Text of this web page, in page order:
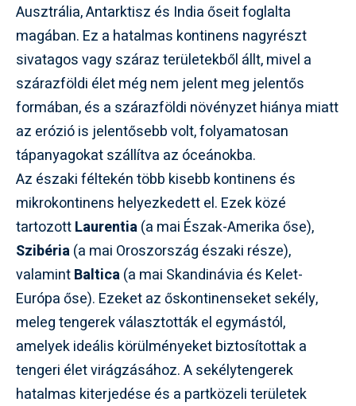
Ausztrália, Antarktisz és India őseit foglalta
magában. Ez a hatalmas kontinens nagyrészt
sivatagos vagy száraz területekből állt, mivel a
szárazföldi élet még nem jelent meg jelentős
formában, és a szárazföldi növényzet hiánya miatt
az erózió is jelentősebb volt, folyamatosan
tápanyagokat szállítva az óceánokba.
Az északi féltekén több kisebb kontinens és
mikrokontinens helyezkedett el. Ezek közé
tartozottLaurentia(a mai Észak-Amerika őse),
Szibéria(a mai Oroszország északi része),
valamintBaltica(a mai Skandinávia és Kelet-
Európa őse). Ezeket az őskontinenseket sekély,
meleg tengerek választották el egymástól,
amelyek ideális körülményeket biztosítottak a
tengeri élet virágzásához. A sekélytengerek
hatalmas kiterjedése és a partközeli területek